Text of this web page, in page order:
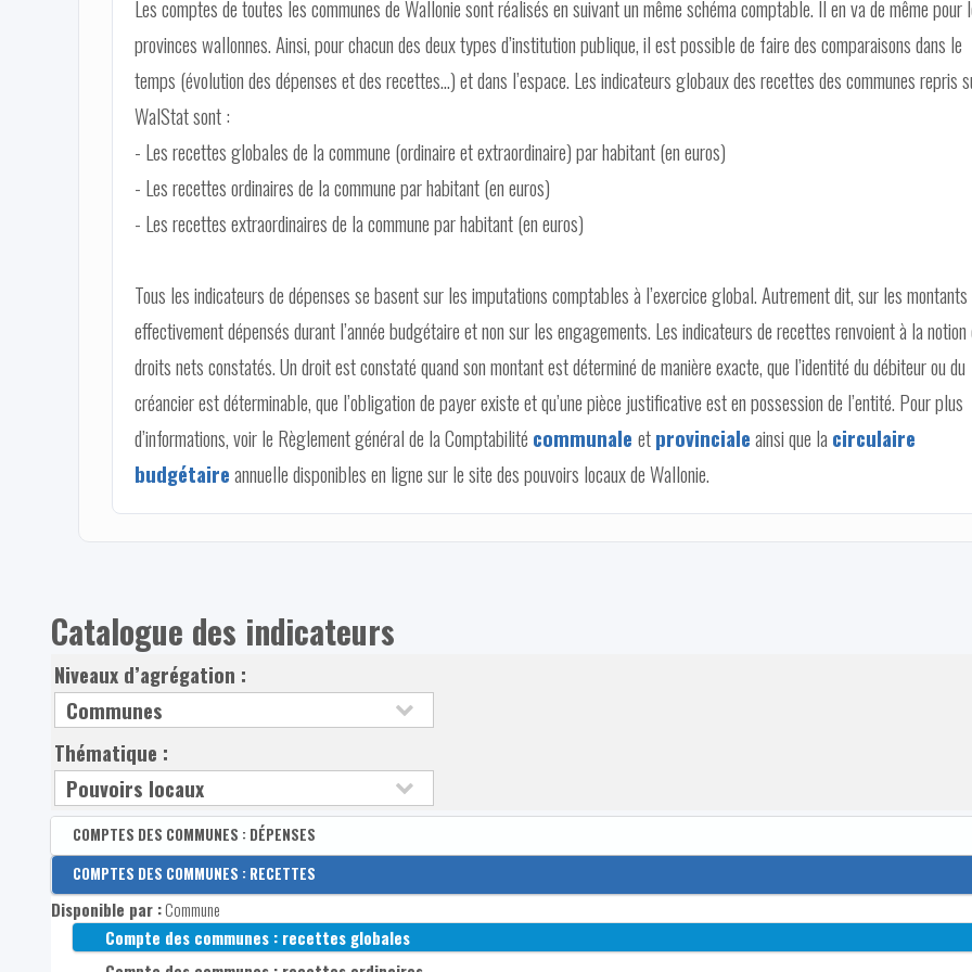
Les comptes de toutes les communes de Wallonie sont réalisés en suivant un même schéma comptable. Il en va de même pour
provinces wallonnes. Ainsi, pour chacun des deux types d’institution publique, il est possible de faire des comparaisons dans le
temps (évolution des dépenses et des recettes…) et dans l’espace. Les indicateurs globaux des recettes des communes repris
WalStat sont :
- Les recettes globales de la commune (ordinaire et extraordinaire) par habitant (en euros)
- Les recettes ordinaires de la commune par habitant (en euros)
- Les recettes extraordinaires de la commune par habitant (en euros)
Tous les indicateurs de dépenses se basent sur les imputations comptables à l’exercice global. Autrement dit, sur les montants
effectivement dépensés durant l’année budgétaire et non sur les engagements. Les indicateurs de recettes renvoient à la notion
droits nets constatés. Un droit est constaté quand son montant est déterminé de manière exacte, que l’identité du débiteur ou du
créancier est déterminable, que l’obligation de payer existe et qu’une pièce justificative est en possession de l’entité. Pour plus
d’informations, voir le Règlement général de la Comptabilité communale etprovincialeainsi que la circulaire
budgétaireannuelle disponibles en ligne sur le site des pouvoirs locaux de Wallonie.
Catalogue des indicateurs
Niveaux d’agrégation :
Thématique :
COMPTES DES COMMUNES : DÉPENSES
Disponible par :Commune
Compte des communes : dépenses globales
Compte des communes : dépenses ordinaires
COMPTES DES COMMUNES : RECETTES
Disponible par :Commune
Compte des communes : recettes globales